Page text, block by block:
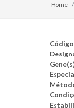
Home